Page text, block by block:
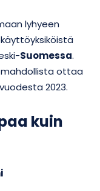
lyhyeen
Suomessa.
ottaa
2023.
kuin